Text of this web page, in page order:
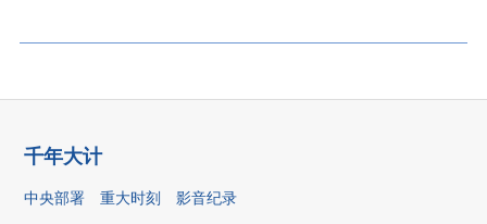
千年大计
中央部署 重大时刻 影音纪录